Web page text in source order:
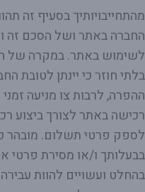
מהתחייבויותיך בסעיף זה
החברה באתר ושל הסכם זה
לשימוש באתר. במקרה של
בלתי חוזר כי יינתן לטובת
ההפרה, לרבות צו מניעה זמני
רכישה באתר לצורך ביצוע
לספק פרטי תשלום. מובהר
בבעלותך ו/או מסירת פרטי
בהחלט ועשויים להוות